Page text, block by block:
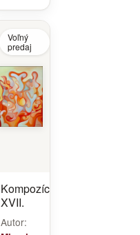
Voľný
predaj
Kompozícia
XVII.
Autor: